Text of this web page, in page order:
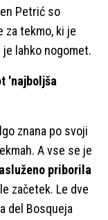
Petrić so
za tekmo, ki je
lahko nogomet.
'najboljša
znana po svoji
A vse se je
priborila
začetek. Le dve
del Bosqueja